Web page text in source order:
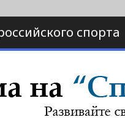
спорта